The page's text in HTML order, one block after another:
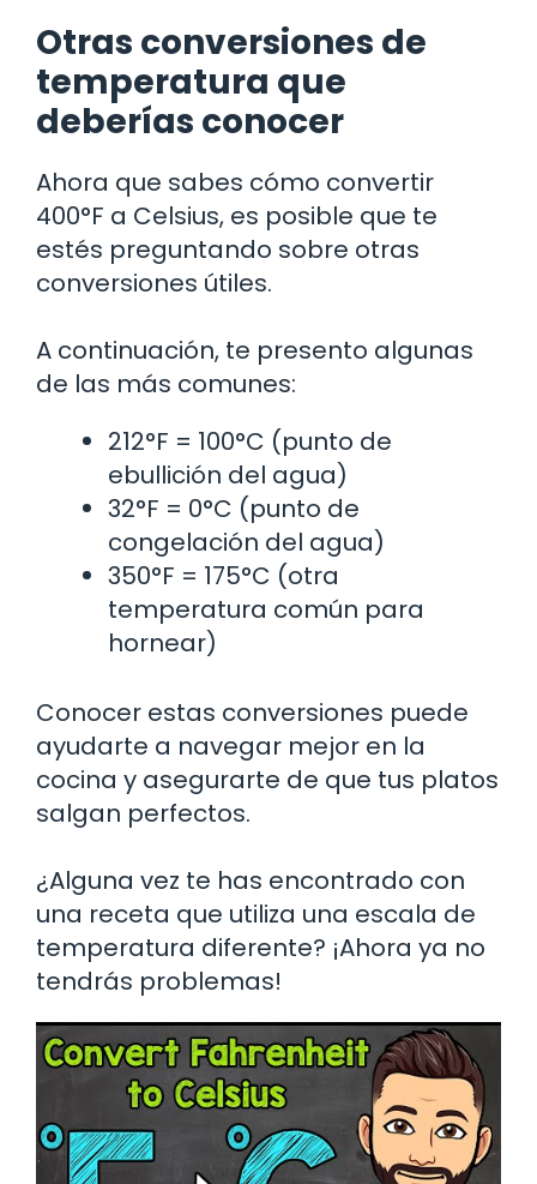
Otras conversiones de
temperatura que
deberías conocer
Ahora que sabes cómo convertir
400°F a Celsius, es posible que te
estés preguntando sobre otras
conversiones útiles.
A continuación, te presento algunas
de las más comunes:
212°F = 100°C (punto de
ebullición del agua)
32°F = 0°C (punto de
congelación del agua)
350°F = 175°C (otra
temperatura común para
hornear)
Conocer estas conversiones puede
ayudarte a navegar mejor en la
cocina y asegurarte de que tus platos
salgan perfectos.
¿Alguna vez te has encontrado con
una receta que utiliza una escala de
temperatura diferente? ¡Ahora ya no
tendrás problemas!